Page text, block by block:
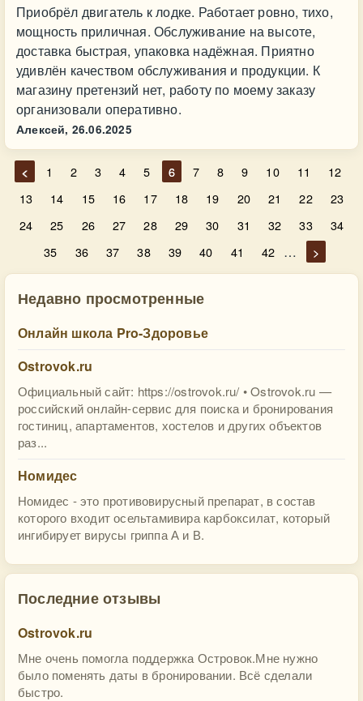
Приобрёл двигатель к лодке. Работает ровно, тихо,
мощность приличная. Обслуживание на высоте,
доставка быстрая, упаковка надёжная. Приятно
удивлён качеством обслуживания и продукции. К
магазину претензий нет, работу по моему заказу
организовали оперативно.
Алексей, 26.06.2025
< 1 2 3 4 5 6 7 8 9 10 11
12
13
14 15 16 17 18 19 20 21 22
23
24
25 26 27 28 29 30 31 32 33
34
35
36 37 38 39 40 41 42 … >
Недавно просмотренные
Онлайн школа Pro-Здоровье
Ostrovok.ru
Официальный сайт: https://ostrovok.ru/ • Ostrovok.ru —
российский онлайн-сервис для поиска и бронирования
гостиниц, апартаментов, хостелов и других объектов
раз...
Номидес
Номидес - это противовирусный препарат, в состав
которого входит осельтамивира карбоксилат, который
ингибирует вирусы гриппа А и В.
Последние отзывы
Ostrovok.ru
Мне очень помогла поддержка Островок.Мне нужно
было поменять даты в бронировании. Всё сделали
быстро.